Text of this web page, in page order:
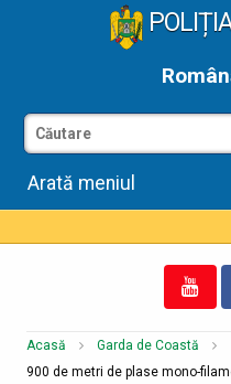
Arată meniul
Acasă
Garda de Coastă
900 de metri de plase mono-